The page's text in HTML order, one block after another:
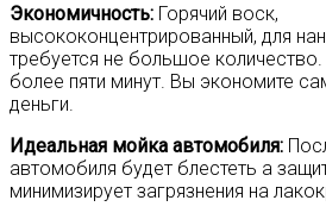
Экономичность: Горячий воск,
высококонцентрированный, для
требуется не большое
более пяти минут. Вы экономите
деньги.
Идеальная мойка автомобиля:
автомобиля будет блестеть а
минимизирует загрязнения на